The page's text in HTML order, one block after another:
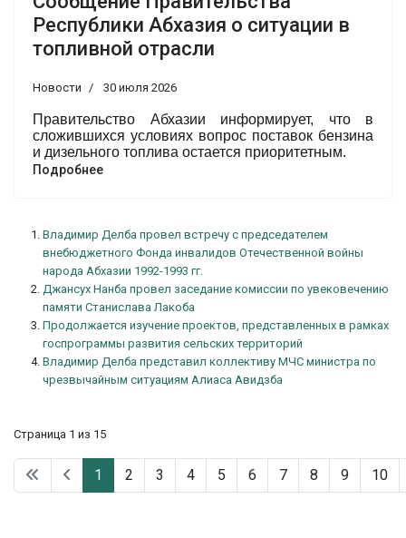
Республики Абхазия о ситуации в
топливной отрасли
Новости 30 июля 2026
Правительство Абхазии информирует, что в
сложившихся условиях вопрос поставок бензина
и дизельного топлива остается приоритетным.
Подробнее
Владимир Делба провел встречу с председателем
внебюджетного Фонда инвалидов Отечественной войны
народа Абхазии 1992-1993 гг.
Джансух Нанба провел заседание комиссии по увековечению
памяти Станислава Лакоба
Продолжается изучение проектов, представленных в рамках
госпрограммы развития сельских территорий
Владимир Делба представил коллективу МЧС министра по
чрезвычайным ситуациям Алиаса Авидзба
Страница 1 из 15
1 2 3 4 5 6 7 8 9 10